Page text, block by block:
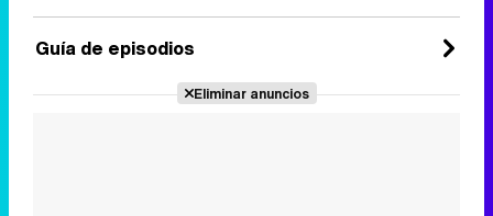
Guía de episodios
Eliminar anuncios